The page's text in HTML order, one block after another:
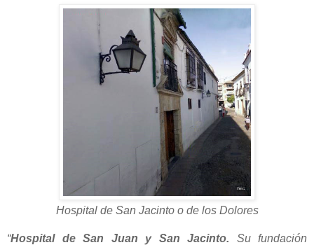
Hospital de San Jacinto o de los Dolores
“Hospital de San Juan y San Jacinto. Su fundación